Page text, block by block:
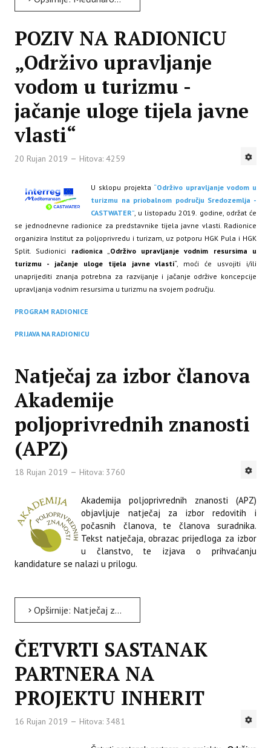
POZIV NA RADIONICU
„Održivo upravljanje
vodom u turizmu -
jačanje uloge tijela javne
vlasti“
20 Rujan 2019 Hitova: 4259
U sklopu projekta “Održivo upravljanje vodom u
turizmu na priobalnom području Sredozemlja -
CASTWATER”, u listopadu 2019. godine, održat će
se jednodnevne radionice za predstavnike tijela javne vlasti. Radionice
organizira Institut za poljoprivredu i turizam, uz potporu HGK Pula i HGK
Split. Sudionici radionica „Održivo upravljanje vodnim resursima u
turizmu - jačanje uloge tijela javne vlasti“, moći će usvojiti i/ili
unaprijediti znanja potrebna za razvijanje i jačanje održive koncepcije
upravljanja vodnim resursima u turizmu na svojem području.
PROGRAM RADIONICE
PRIJAVA NA RADIONICU
Natječaj za izbor članova
Akademije
poljoprivrednih znanosti
(APZ)
18 Rujan 2019 Hitova: 3760
Akademija poljoprivrednih znanosti (APZ)
objavljuje natječaj za izbor redovitih i
počasnih članova, te članova suradnika.
Tekst natječaja, obrazac prijedloga za izbor
u članstvo, te izjava o prihvaćanju
kandidature se nalazi u prilogu.
Opširnije: Natječaj za izbor članova Akademije poljoprivrednih znanosti (APZ)
ČETVRTI SASTANAK
PARTNERA NA
PROJEKTU INHERIT
16 Rujan 2019 Hitova: 3481